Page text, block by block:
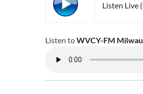
Listen Live
Listen toWVCY-FM